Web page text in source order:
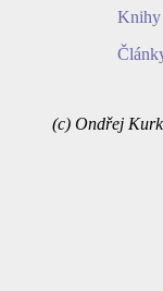
Knihy
(c) Ondřej